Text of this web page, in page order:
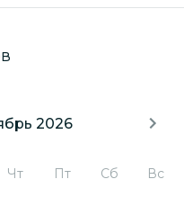
2026
Чт Пт Сб Вс